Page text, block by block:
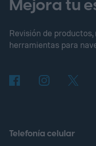
por completo.
agentes Fox
Dana Scully
desaparecidas
directamente al
Mejora tu
Revisión de
herramientas para
Telefonía celular